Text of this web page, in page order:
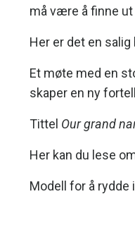
må være å finne
Her er det en
Et møte med en
skaper en ny
Tittel Our grand
Her kan du lese
Modell for å rydde